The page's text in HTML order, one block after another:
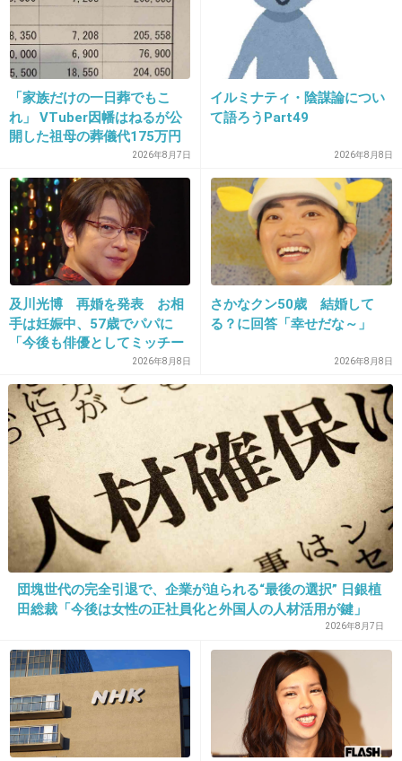
19. 匿名2013/09/11(水) 15:31:05
矢口は正直、復帰しないで欲しい
-4
20. 匿名 2013/09/11(水) 15:31:37
幸せそうだねー
夫婦で活動しすぎちゃうと、旦那さんの仕事
は？って思っちゃうし、よくない風に思う方も
でてくるから、あんまり出過ぎないようにして
ほしいな(´･_･`)保田さんは良い人そうだから、
あまり叩かれないでほしいし。でも企業からの
オファーだと断れないこともあるだろうけ
ど、、、
+50 -2
21. 匿名2013/09/11(水) 15:32:07
シェフの夫もつと夫婦でTVで出る人多いね。
売名で結婚かと思っちゃう
「家族だけの一日葬でもこ
れ」 VTuber因幡はねるが公
開した祖母の葬儀代175万円
2026年8月7日
イルミナティ・陰謀論につい
て語ろうPart49
2026年8月8日
及川光博 再婚を発表 お相
手は妊娠中、57歳でパパに
「今後も俳優としてミッチー
2026年8月8日
さかなクン50歳 結婚して
る？に回答「幸せだな～」
2026年8月8日
団塊世代の完全引退で、企業が迫られる“最後の選択” 日銀植
田総裁「今後は女性の正社員化と外国人の人材活用が鍵」
2026年8月7日